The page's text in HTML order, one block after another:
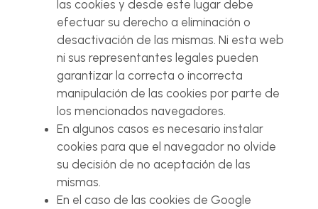
las cookies y desde este lugar debe
efectuar su derecho a eliminación o
desactivación de las mismas. Ni esta web
ni sus representantes legales pueden
garantizar la correcta o incorrecta
manipulación de las cookies por parte de
los mencionados navegadores.
En algunos casos es necesario instalar
cookies para que el navegador no olvide
su decisión de no aceptación de las
mismas.
En el caso de las cookies de Google